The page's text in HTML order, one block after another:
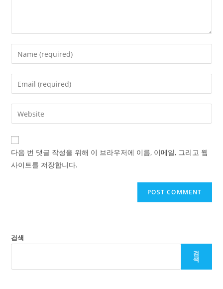
Enter
your
name
comment
Enter
your
email
address
comment
Enter
your
website
URL
(optional)
다음 번 댓글 작성을 위해 이 브라우저에 이름, 이메일, 그리고 웹
사이트를 저장합니다.
검색
검
색